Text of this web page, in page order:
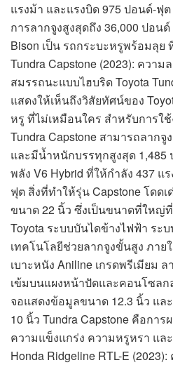
แรงม้า และแรงบิด 975 ปอนด์-ฟุ
การลากจูงสูงสุดถึง 36,000 ปอน
Bison เป็น รถกระบะหรูพร้อมลุ
Tundra Capstone (2023): ควา
สมรรถนะแบบไฮบริด Toyota
แสดงให้เห็นถึงวิสัยทัศน์ของ
หรู ที่ไม่เหมือนใคร สำหรับการใ
Tundra Capstone สามารถลาก
และมีน้ำหนักบรรทุกสูงสุด 1,485
พลัง V6 Hybrid ที่ให้กำลัง 437 แ
ฟุต สิ่งที่ทำให้รุ่น Capstone โดด
ขนาด 22 นิ้ว ซึ่งเป็นขนาดที่ใหญ่
Toyota ระบบบันไดข้างไฟฟ้า ระ
เทคโนโลยีช่วยลากจูงขั้นสูง ภาย
เบาะหนัง Aniline เกรดพรีเมียม
เข้มบนแผงหน้าปัดและคอนโซล
จอแสดงข้อมูลขนาด 12.3 นิ้ว แล
10 นิ้ว Tundra Capstone คือกา
ความแข็งแกร่ง ความหรูหรา แล
Honda Ridgeline RTL-E